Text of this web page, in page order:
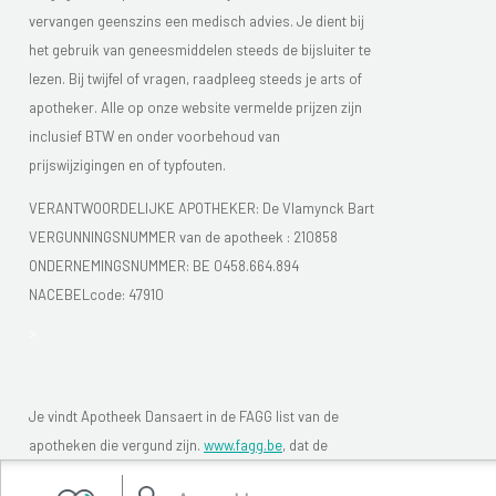
Bij een foto-allergie verdwijnen de huidproblemen
langzaam na stoppen van het verantwoordelijke
geneesmiddel, of na stoppen van de blootstelling aan
de zon of de UV-stralen. Maar hierbij zal elke - zelfs
minieme - blootstelling aan zonlicht of UV-stralen de
huidaandoening opnieuw uitlokken of verergeren
wanneer het geneesmiddel wordt ingenomen.
vervangen geenszins een medisch advies. Je dient bij
het gebruik van geneesmiddelen steeds de bijsluiter te
lezen. Bij twijfel of vragen, raadpleeg steeds je arts of
apotheker. Alle op onze website vermelde prijzen zijn
inclusief BTW en onder voorbehoud van
prijswijzigingen en of typfouten.
VERANTWOORDELIJKE APOTHEKER: De Vlamynck Bart
VERGUNNINGSNUMMER van de apotheek : 210858
ONDERNEMINGSNUMMER: BE 0458.664.894
NACEBELcode: 47910
Je vindt Apotheek Dansaert in de FAGG list van de
apotheken die vergund zijn. www.fagg.be, dat de
wettelikheid van de Belgische (online) apotheken moet